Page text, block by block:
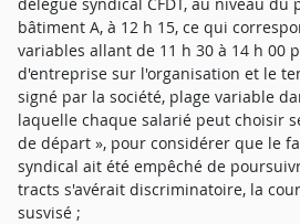
bâtiment A, à 12 h 15, ce qui
variables allant de 11 h 30 à 14 h 00
d'entreprise sur l'organisation et le
signé par la société, plage variable
laquelle chaque salarié peut choisir
de départ », pour considérer que le
syndical ait été empêché de
tracts s'avérait discriminatoire, la
susvisé ;